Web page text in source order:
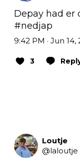
#nedjap
9:42 PM · Jun 14,
3
Loutje
@laloutje